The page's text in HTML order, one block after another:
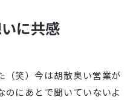
に共感
（笑）今は胡散臭い営業が
のにあとで聞いていないよ